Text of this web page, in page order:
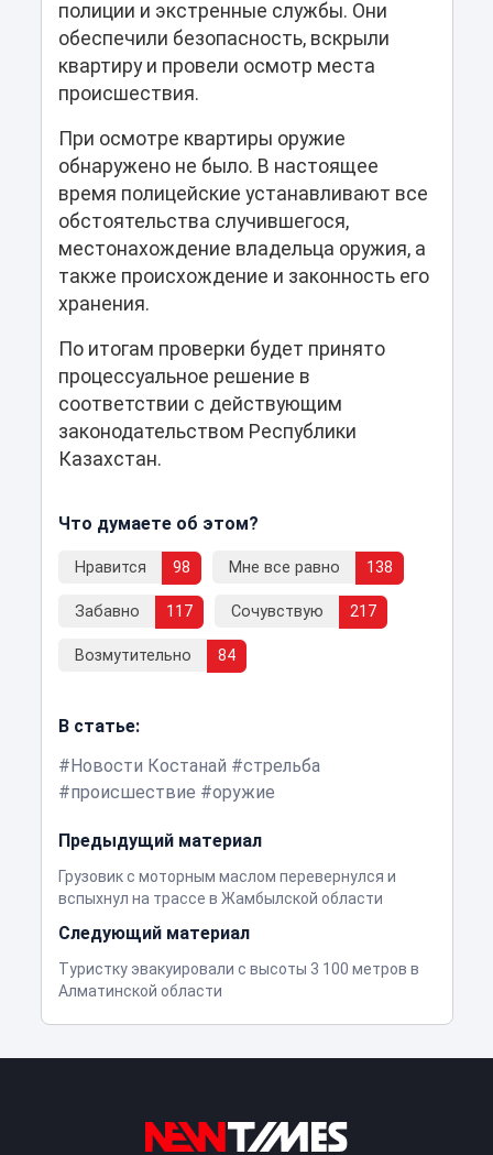
полиции и экстренные службы. Они
обеспечили безопасность, вскрыли
квартиру и провели осмотр места
происшествия.
При осмотре квартиры оружие
обнаружено не было. В настоящее
время полицейские устанавливают все
обстоятельства случившегося,
местонахождение владельца оружия, а
также происхождение и законность его
хранения.
По итогам проверки будет принято
процессуальное решение в
соответствии с действующим
законодательством Республики
Казахстан.
Что думаете об этом?
Нравится 98 Мне все равно 138
Забавно 117 Сочувствую 217
Возмутительно 84
В статье:
Новости Костанай
стрельба
происшествие
оружие
Предыдущий материал
Грузовик с моторным маслом перевернулся и
вспыхнул на трассе в Жамбылской области
Следующий материал
Туристку эвакуировали с высоты 3 100 метров в
Алматинской области